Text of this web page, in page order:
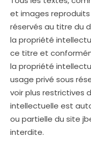
et images
réservés au titre du
la propriété
ce titre et
la propriété
usage privé sous
voir plus restrictives
intellectuelle est
ou partielle du site
interdite.